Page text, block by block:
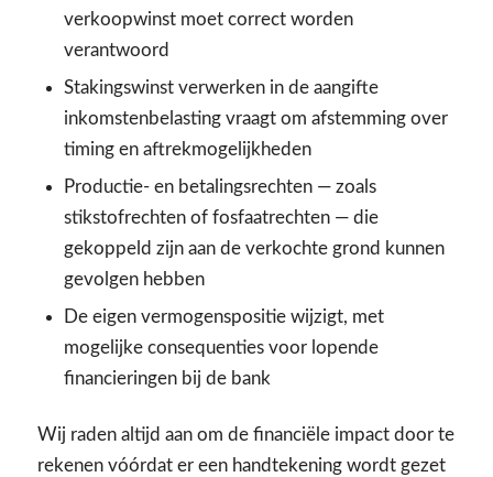
verkoopwinst moet correct worden
verantwoord
Stakingswinst verwerken in de aangifte
inkomstenbelasting vraagt om afstemming over
timing en aftrekmogelijkheden
Productie- en betalingsrechten — zoals
stikstofrechten of fosfaatrechten — die
gekoppeld zijn aan de verkochte grond kunnen
gevolgen hebben
De eigen vermogenspositie wijzigt, met
mogelijke consequenties voor lopende
financieringen bij de bank
Wij raden altijd aan om de financiële impact door te
rekenen vóórdat er een handtekening wordt gezet